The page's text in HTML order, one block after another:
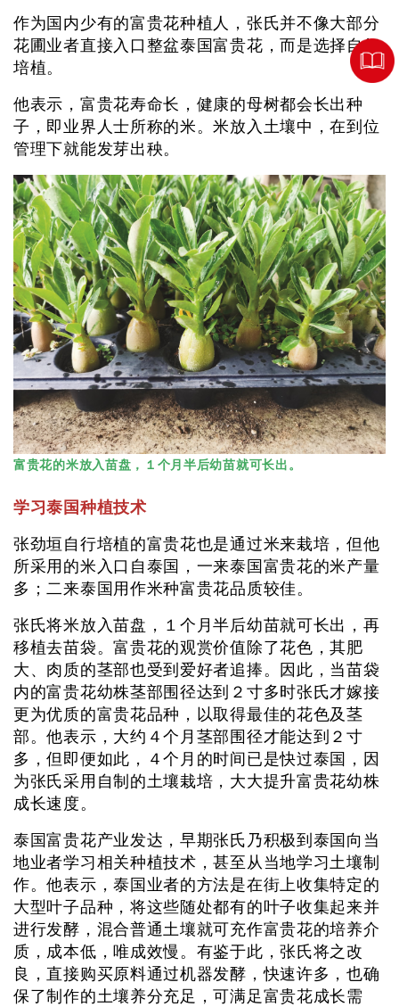
作为国内少有的富贵花种植人，张氏并不像大部分
花圃业者直接入口整盆泰国富贵花，而是选择自行
培植。
他表示，富贵花寿命长，健康的母树都会长出种
子，即业界人士所称的米。米放入土壤中，在到位
管理下就能发芽出秧。
富贵花的米放入苗盘，１个月半后幼苗就可长出。
学习泰国种植技术
张劲垣自行培植的富贵花也是通过米来栽培，但他
所采用的米入口自泰国，一来泰国富贵花的米产量
多；二来泰国用作米种富贵花品质较佳。
张氏将米放入苗盘，１个月半后幼苗就可长出，再
移植去苗袋。富贵花的观赏价值除了花色，其肥
大、肉质的茎部也受到爱好者追捧。因此，当苗袋
内的富贵花幼株茎部围径达到２寸多时张氏才嫁接
更为优质的富贵花品种，以取得最佳的花色及茎
部。他表示，大约４个月茎部围径才能达到２寸
多，但即便如此，４个月的时间已是快过泰国，因
为张氏采用自制的土壤栽培，大大提升富贵花幼株
成长速度。
泰国富贵花产业发达，早期张氏乃积极到泰国向当
地业者学习相关种植技术，甚至从当地学习土壤制
作。他表示，泰国业者的方法是在街上收集特定的
大型叶子品种，将这些随处都有的叶子收集起来并
进行发酵，混合普通土壤就可充作富贵花的培养介
质，成本低，唯成效慢。有鉴于此，张氏将之改
良，直接购买原料通过机器发酵，快速许多，也确
保了制作的土壤养分充足，可满足富贵花成长需